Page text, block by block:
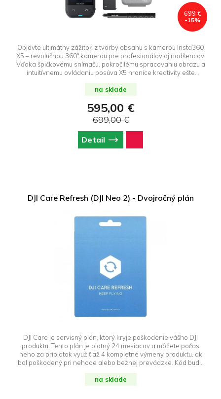
699 €
-15%
Objavte ultimátny zážitok z tvorby obsahu s kamerou Insta360
X5 – revolučnou 360° kamerou pre profesionálov aj nadšencov.
Vďaka špičkovému snímaču, pokročilému spracovaniu obrazu a
intuitívnemu ovládaniu posúva X5 hranice kreativity ešte
Insta360 X5 – revolučnou 360° kamerou pre profesionálov aj
nadšencov. Vďaka špičkovému snímaču, pokročilému
spracovaniu obrazu a intuitívnemu ovládaniu posúva X5 hranice
kreativity ešte ďalej. Essentials Bundle obsahuje štandardné
ochranné sklá objektívov, selfie tyč 114 cm, krytku objektívov,
akumulátor, nabíjací hub, úložné puzdro.
na sklade
595,00 €
699,00 €
Detail
DJI Care Refresh (DJI Neo 2) - Dvojročný plán
DJI Care je servisný plán, ktorý kryje poškodenie vášho DJI
produktu. Tento plán je platný 24 mesiacov a môžete počas
neho za príplatok využiť až 4 kompletné výmeny produktu, ak
bol poškodený pri nehode alebo bežnej prevádzke. Kód bude
objednávky. Objednávku je preto potrebné uhradiť vopred cez
platobnú bránu. Upozornenie: DJI Care Refresh je možné
na sklade